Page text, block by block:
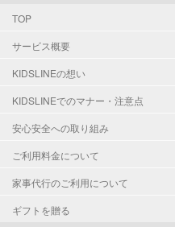
TOP
サービス概要
KIDSLINEの想い
KIDSLINEでのマナー・注意点
安心安全への取り組み
ご利用料金について
家事代行のご利用について
ギフトを贈る